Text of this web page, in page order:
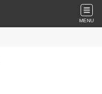
MENU